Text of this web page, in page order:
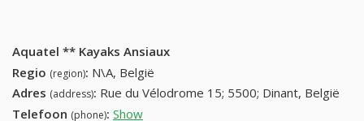
Aquatel ** Kayaks Ansiaux
Regio (region): N\A, België
Adres (address): Rue du Vélodrome 15; 5500; Dinant, België
Telefoon (phone): Show